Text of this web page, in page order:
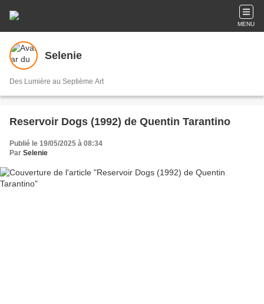
MENU
Selenie
Des Lumière au Septième Art
Reservoir Dogs (1992) de Quentin Tarantino
Publié le 19/05/2025 à 08:34
Par Selenie